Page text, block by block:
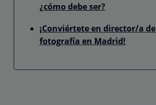
¿cómo debe ser?
¡Conviértete en director/a de
fotografía en Madrid!